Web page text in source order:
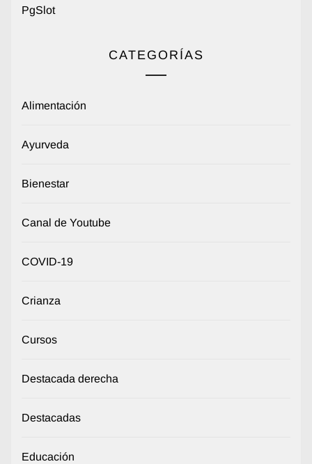
PgSlot
CATEGORÍAS
Alimentación
Ayurveda
Bienestar
Canal de Youtube
COVID-19
Crianza
Cursos
Destacada derecha
Destacadas
Educación